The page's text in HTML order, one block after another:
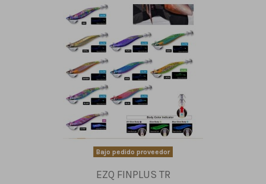
Bajo pedido proveedor
EZQ FINPLUS TR